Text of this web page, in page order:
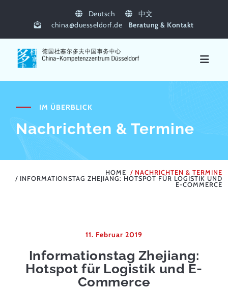
Deutsch
中文
china@duesseldorf.de Beratung & Kontakt
IM ÜBERBLICK
Nachrichten & Termine
HOME
NACHRICHTEN & TERMINE
INFORMATIONSTAG ZHEJIANG: HOTSPOT FÜR LOGISTIK UND
E-COMMERCE
11. Februar 2019
Informationstag Zhejiang:
Hotspot für Logistik und E-
Commerce